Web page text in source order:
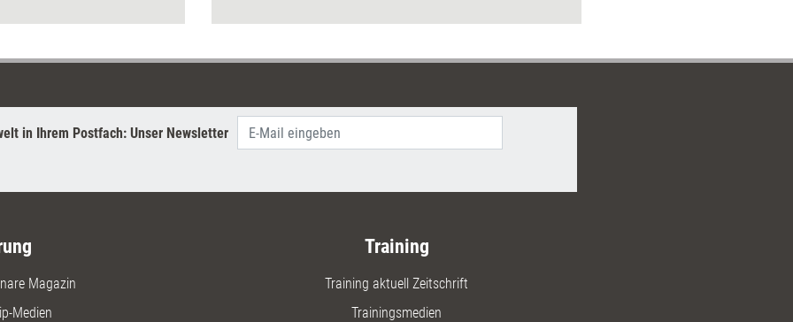
in Ihrem Postfach: Unser Newsletter
Magazin
Medien
Training
Training aktuell Zeitschrift
Trainingsmedien